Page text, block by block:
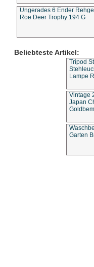
Ungerades 6 Ender
Roe Deer Trophy 194 G
Beliebteste Artikel:
Tripod
Lampe
Vintage
Japan
Garten